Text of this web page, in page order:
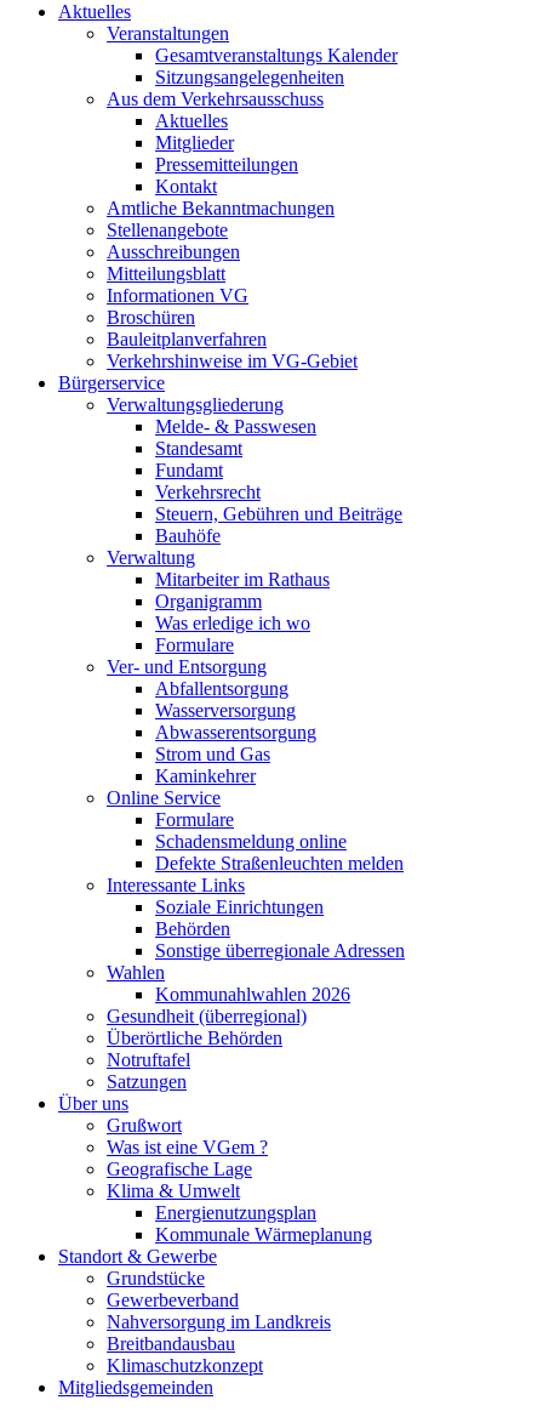
Aktuelles
Veranstaltungen
Gesamtveranstaltungs Kalender
Sitzungsangelegenheiten
Aus dem Verkehrsausschuss
Aktuelles
Mitglieder
Pressemitteilungen
Kontakt
Amtliche Bekanntmachungen
Stellenangebote
Ausschreibungen
Mitteilungsblatt
Informationen VG
Broschüren
Bauleitplanverfahren
Verkehrshinweise im VG-Gebiet
Bürgerservice
Verwaltungsgliederung
Melde- & Passwesen
Standesamt
Fundamt
Verkehrsrecht
Steuern, Gebühren und Beiträge
Bauhöfe
Verwaltung
Mitarbeiter im Rathaus
Organigramm
Was erledige ich wo
Formulare
Ver- und Entsorgung
Abfallentsorgung
Wasserversorgung
Abwasserentsorgung
Strom und Gas
Kaminkehrer
Online Service
Formulare
Schadensmeldung online
Defekte Straßenleuchten melden
Interessante Links
Soziale Einrichtungen
Behörden
Sonstige überregionale Adressen
Wahlen
Kommunahlwahlen 2026
Gesundheit (überregional)
Überörtliche Behörden
Notruftafel
Satzungen
Über uns
Grußwort
Was ist eine VGem ?
Geografische Lage
Klima & Umwelt
Energienutzungsplan
Kommunale Wärmeplanung
Standort & Gewerbe
Grundstücke
Gewerbeverband
Nahversorgung im Landkreis
Breitbandausbau
Klimaschutzkonzept
Mitgliedsgemeinden